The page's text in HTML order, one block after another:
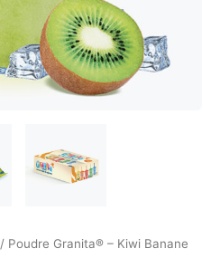
/ Poudre Granita® – Kiwi Banane